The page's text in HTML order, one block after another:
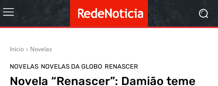
Início Novelas
NOVELAS NOVELAS DA GLOBO RENASCER
Novela “Renascer”: Damião teme